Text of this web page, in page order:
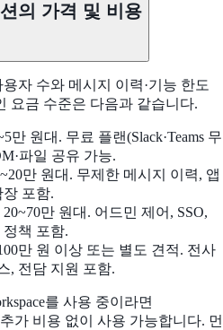
의 가격 및 비용
자 수와 메시지 이력·기능 한도
요금 수준은 다음과 같습니다.
만 원대. 무료 플랜(Slack·Teams 무
파일 공유 가능.
만 원대. 무제한 메시지 이력, 앱
포함.
20~70만 원대. 어드민 제어, SSO,
책 포함.
만 원 이상 또는 별도 견적. 전사
, 전담 지원 포함.
를 사용 중이라면
가 비용 없이 사용 가능합니다. 먼